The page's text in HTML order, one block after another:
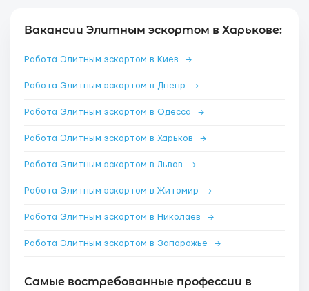
Вакансии Элитным эскортом в Харькове:
Работа Элитным эскортом в Киев →
Работа Элитным эскортом в Днепр →
Работа Элитным эскортом в Одесса →
Работа Элитным эскортом в Харьков →
Работа Элитным эскортом в Львов →
Работа Элитным эскортом в Житомир →
Работа Элитным эскортом в Николаев →
Работа Элитным эскортом в Запорожье →
Самые востребованные профессии в